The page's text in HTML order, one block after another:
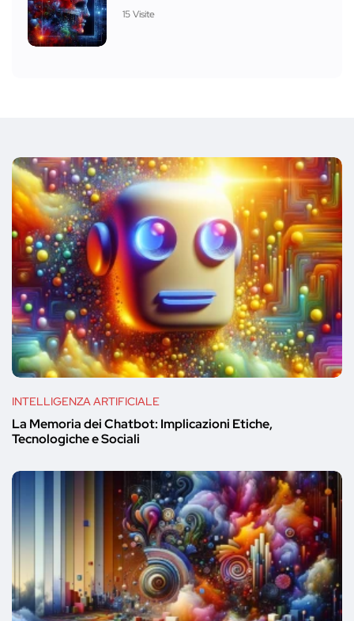
15 Visite
INTELLIGENZA ARTIFICIALE
La Memoria dei Chatbot: Implicazioni Etiche,
Tecnologiche e Sociali